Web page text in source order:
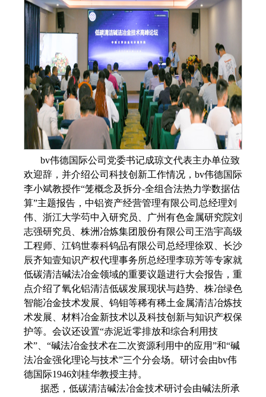
bv伟德国际公司党委书记成琼文代表主办单位致
欢迎辞，并介绍公司科技创新工作情况，bv伟德国际
李小斌教授作“笼概念及拆分-全组合法热力学数据估
算”主题报告，中铝资产经营管理有限公司总经理刘
伟、浙江大学芶中入研究员、广州有色金属研究院刘
志强研究员、株洲冶炼集团股份有限公司王浩宇高级
工程师、江钨世泰科钨品有限公司总经理徐双、长沙
辰齐知壹知识产权代理事务所总经理李琼芳等专家就
低碳清洁碱法冶金领域的重要议题进行大会报告，重
点介绍了氧化铝清洁低碳发展现状与趋势、株冶绿色
智能冶金技术发展、钨钼等稀有稀土金属清洁冶炼技
术发展、材料冶金新技术以及科技创新与知识产权保
护等。会议还设置“赤泥近零排放和综合利用技
术”、“碱法冶金技术在二次资源利用中的应用”和“碱
法冶金强化理论与技术”三个分会场。研讨会由bv伟
德国际1946刘桂华教授主持。
据悉，低碳清洁碱法冶金技术研讨会由碱法所承